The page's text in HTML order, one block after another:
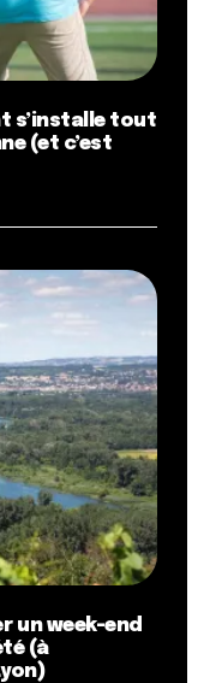
s’installe tout
(et c’est
un week-end
(à